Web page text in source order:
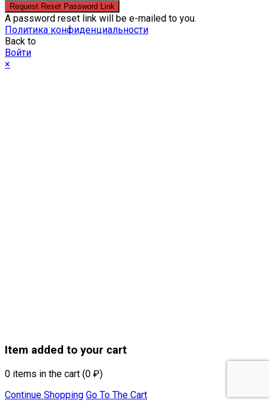
Request Reset Password Link
A password reset link will be e-mailed to you.
Политика конфиденциальности
Back to
Войти
×
Item added to your cart
0 items in the cart (0 ₽)
Continue Shopping Go To The Cart